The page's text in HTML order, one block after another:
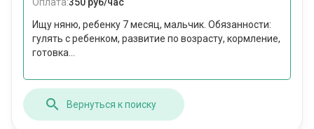
Ищу няню, ребенку 7 месяц, мальчик. Обязанности:
гулять с ребенком, развитие по возрасту, кормление,
готовка...
Вернуться к поиску